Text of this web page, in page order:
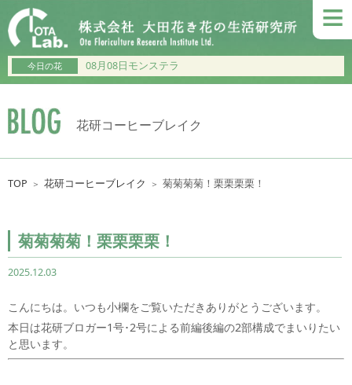
≡
今日の花 08月08日モンステラ
花研コーヒーブレイク
TOP ＞ 花研コーヒーブレイク ＞ 菊菊菊菊！栗栗栗栗！
菊菊菊菊！栗栗栗栗！
2025.12.03
こんにちは。いつも小欄をご覧いただきありがとうございます。
本日は花研ブロガー1号･2号による前編後編の2部構成でまいりたい
と思います。